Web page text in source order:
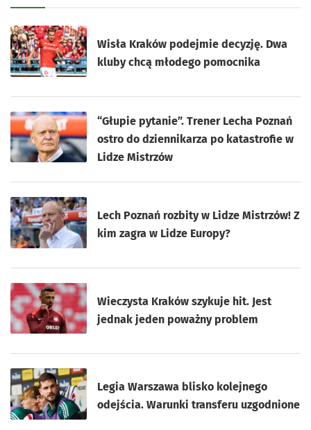
Wisła Kraków podejmie decyzję. Dwa
kluby chcą młodego pomocnika
“Głupie pytanie”. Trener Lecha Poznań
ostro do dziennikarza po katastrofie w
Lidze Mistrzów
Lech Poznań rozbity w Lidze Mistrzów! Z
kim zagra w Lidze Europy?
Wieczysta Kraków szykuje hit. Jest
jednak jeden poważny problem
Legia Warszawa blisko kolejnego
odejścia. Warunki transferu uzgodnione